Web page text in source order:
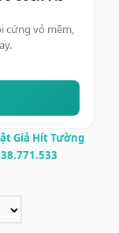
cứng vỏ mềm,
Giả Hít Tường